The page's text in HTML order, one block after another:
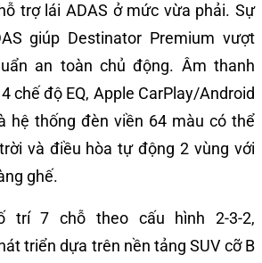
trợ lái ADAS ở mức vừa phải. Sự
giúp Destinator Premium vượt
an toàn chủ động. Âm thanh
chế độ EQ, Apple CarPlay/Android
hệ thống đèn viền 64 màu có thể
và điều hòa tự động 2 vùng với
ghế.
trí 7 chỗ theo cấu hình 2-3-2,
triển dựa trên nền tảng SUV cỡ B